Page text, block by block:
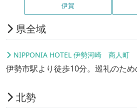
伊賀
県全域
NIPPONIA HOTEL 伊勢河崎 商人町
伊勢市駅より徒歩10分。巡礼のため
北勢